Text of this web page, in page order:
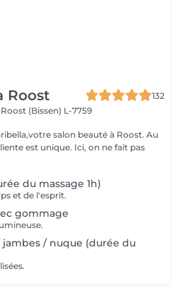
Roost
132
Roost (Bissen) L-7759
salon beauté à Roost. Au
Ici, on ne fait pas
du massage 1h)
et de l'esprit.
gommage
jambes / nuque (durée du